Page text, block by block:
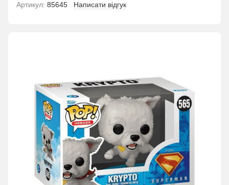
Артикул: 85645 Написати відгук